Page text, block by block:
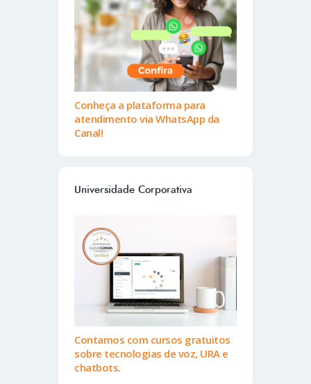
Conheça a plataforma para
atendimento via WhatsApp da
Canal!
Universidade Corporativa
Contamos com cursos gratuitos
sobre tecnologias de voz, URA e
chatbots.